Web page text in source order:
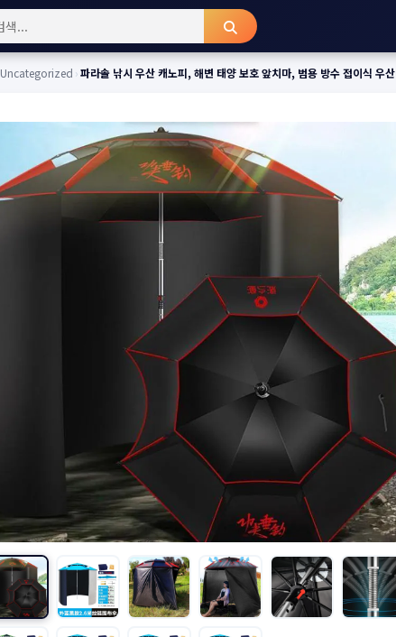
Uncategorized ›파라솔 낚시 우산 캐노피, 해변 태양 보호 앞치마, 범용 방수 접이식 우산